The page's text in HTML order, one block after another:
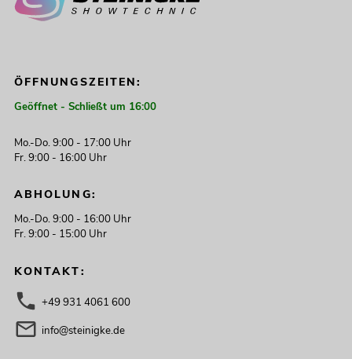
ÖFFNUNGSZEITEN:
Geöffnet - Schließt um 16:00
Mo.-Do. 9:00 - 17:00 Uhr
Fr. 9:00 - 16:00 Uhr
ABHOLUNG:
Mo.-Do. 9:00 - 16:00 Uhr
Fr. 9:00 - 15:00 Uhr
KONTAKT:
+49 931 4061 600
info@steinigke.de